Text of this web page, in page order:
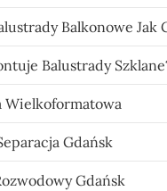
Balkonowe Jak
Balustrady
Wielkoformatowa
Gdańsk
Gdańsk